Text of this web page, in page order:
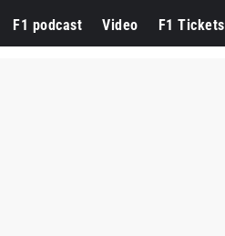
F1 podcast Video F1 Tickets